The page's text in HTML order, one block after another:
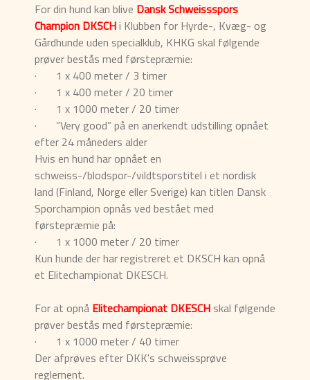
For din hund kan blive Dansk Schweissspors
Champion DKSCHi Klubben for Hyrde-, Kvæg- og
Gårdhunde uden specialklub, KHKG skal følgende
prøver bestås med førstepræmie:
· 1 x 400 meter / 3 timer
· 1 x 400 meter / 20 timer
· 1 x 1000 meter / 20 timer
· ”Very good” på en anerkendt udstilling opnået
efter 24 måneders alder
Hvis en hund har opnået en
schweiss-/blodspor-/vildtsporstitel i et nordisk
land (Finland, Norge eller Sverige) kan titlen Dansk
Sporchampion opnås ved bestået med
førstepræmie på:
· 1 x 1000 meter / 20 timer
Kun hunde der har registreret et DKSCH kan opnå
et Elitechampionat DKESCH.
For at opnå Elitechampionat DKESCH skal følgende
prøver bestås med førstepræmie:
· 1 x 1000 meter / 40 timer
Der afprøves efter DKK's schweissprøve
reglement.